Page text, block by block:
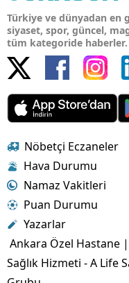
Türkiye ve dünyadan en
siyaset, spor, güncel,
tüm kategoride haberler.
Nöbetçi Eczaneler
Hava Durumu
Namaz Vakitleri
Puan Durumu
Yazarlar
Ankara Özel Hastane
Sağlık Hizmeti - A Life